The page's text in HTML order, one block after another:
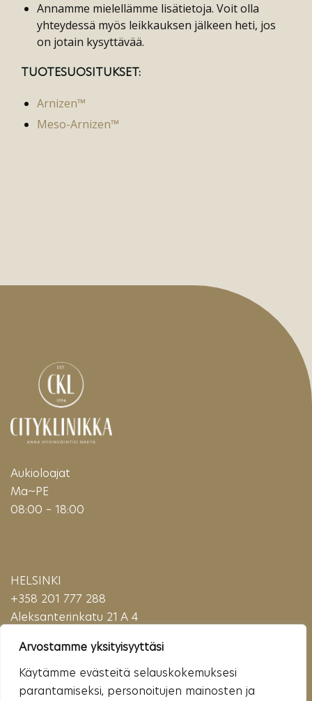
Arvostamme yksityisyyttäsi
Käytämme evästeitä selauskokemuksesi
parantamiseksi, personoitujen mainosten ja
Annamme mielellämme lisätietoja. Voit olla
yhteydessä myös leikkauksen jälkeen heti, jos
on jotain kysyttävää.
TUOTESUOSITUKSET:
Arnizen™
Meso-Arnizen™
Aukioloajat
Ma~PE
08:00 – 18:00
HELSINKI
+358 201 777 288
Aleksanterinkatu 21 A 4
(Puhelu maksaa matkapuhelinmaksun (mpm) tai paikallisverkkomaksun (pvm)